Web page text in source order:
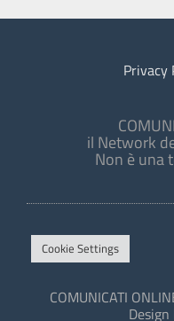
Privacy
il Network
Non è una
Cookie Settings
COMUNICATI